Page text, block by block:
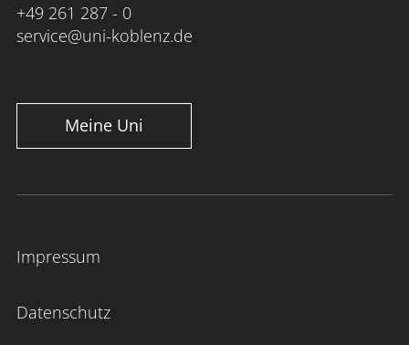
+49 261 287 - 0
service@uni-koblenz.de
Meine Uni
Impressum
Datenschutz